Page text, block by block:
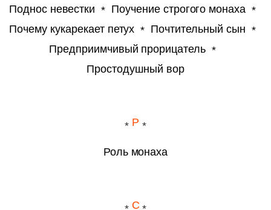
Поднос невестки
Поучение строгого монаха
Почему кукарекает петух
Почтительный сын
Предприимчивый прорицатель
Простодушный вор
Р
Роль монаха
С